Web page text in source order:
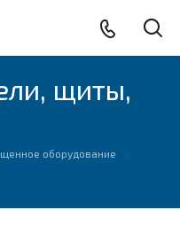
щиты,
оборудование